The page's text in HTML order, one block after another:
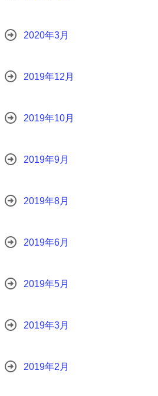
2020年3月
2019年12月
2019年10月
2019年9月
2019年8月
2019年6月
2019年5月
2019年3月
2019年2月